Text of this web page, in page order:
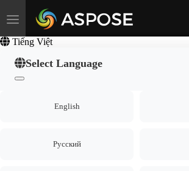
Toggle navigation
Tiếng Việt
Select Language
English
Русский